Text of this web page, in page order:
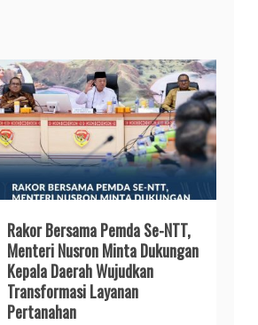
Rakor Bersama Pemda Se-NTT,
Menteri Nusron Minta Dukungan
Kepala Daerah Wujudkan
Transformasi Layanan
Pertanahan